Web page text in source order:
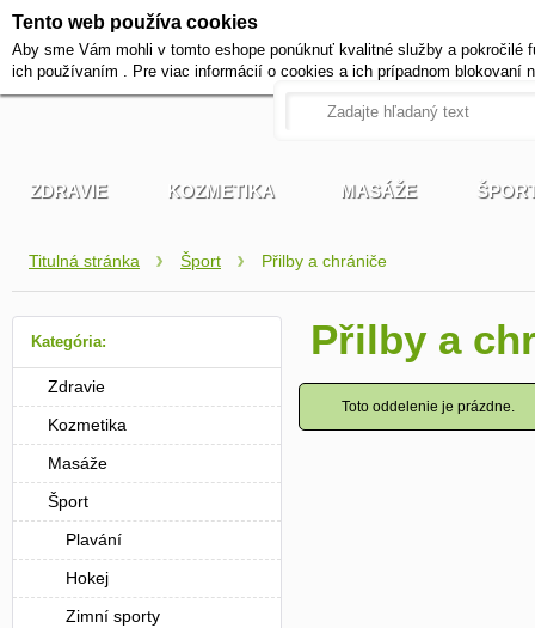
Titulná stránka Šport Přilby a chrániče
Přilby a
Toto oddelenie je prázdne.
Kategória:
Zdravie
Kozmetika
Masáže
Šport
Plavání
Hokej
Zimní sporty
Pracovné dni od 9 do 17 hodin
ZDRAVIE KOZMETIKA MASÁŽE
Tento web používa cookies
Aby sme Vám mohli v tomto eshope ponúknuť kvalitné služby a
ich používaním . Pre viac informácií o cookies a ich prípadnom blokovaní